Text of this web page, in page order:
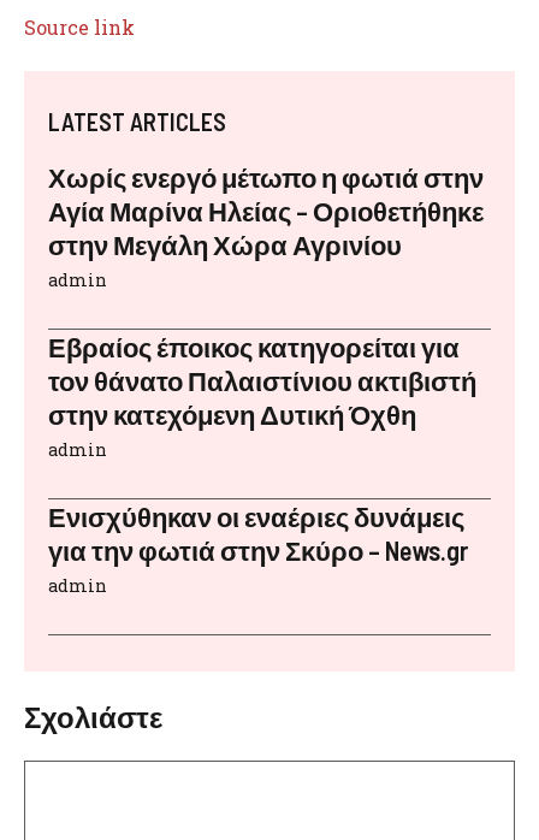
Source link
LATEST ARTICLES
Χωρίς ενεργό μέτωπο η φωτιά στην
Αγία Μαρίνα Ηλείας – Οριοθετήθηκε
στην Μεγάλη Χώρα Αγρινίου
admin
Εβραίος έποικος κατηγορείται για
τον θάνατο Παλαιστίνιου ακτιβιστή
στην κατεχόμενη Δυτική Όχθη
admin
Ενισχύθηκαν οι εναέριες δυνάμεις
για την φωτιά στην Σκύρο – News.gr
admin
Σχολιάστε